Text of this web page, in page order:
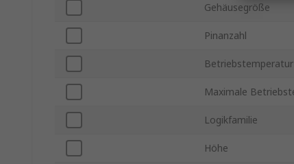
Gehäusegröße
Pinanzahl
Maximale
Logikfamilie
Höhe